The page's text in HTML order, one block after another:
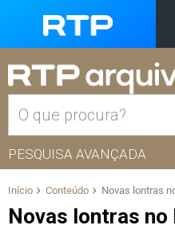
PESQUISA AVANÇADA
Início Conteúdo Novas lontras
Novas lontras no